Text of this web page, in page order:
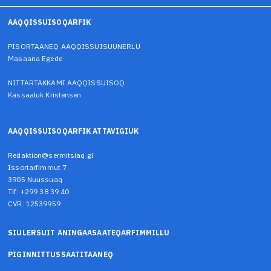
AAQQISSUISOQARFIK
PISORTAANEQ AAQQISSUISUUNERLU
Masaana Egede
NITTARTAKKAMI AAQQISSUISOQ
Kassaaluk Kristensen
AAQQISSUISOQARFIK ATTAVIGIUK
Redaktion@sermitsiaq.gl
Issortarfimmut 7
3905 Nuussuaq
Tlf: +299 38 39 40
CVR: 12539959
SIULERSUIT ANINGAASAATEQARFIMMILLU
PIGINNITTUSSAATITAANEQ